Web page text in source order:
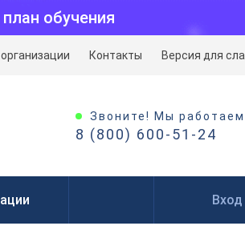
обучения
Контакты Версия для
Звоните! Мы работаем
8 (800) 600-51-24